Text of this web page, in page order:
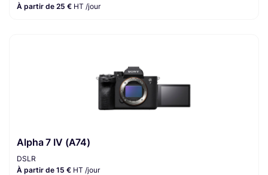
À partir de 25 € HT /jour
Alpha 7 IV (A74)
DSLR
À partir de 15 € HT /jour